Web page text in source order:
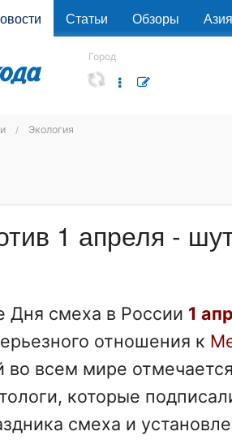
Статьи Обзоры Азия
Город
Экология
1 апреля -
Дня смеха в России 1
отношения к
во всем мире
которые
смеха и